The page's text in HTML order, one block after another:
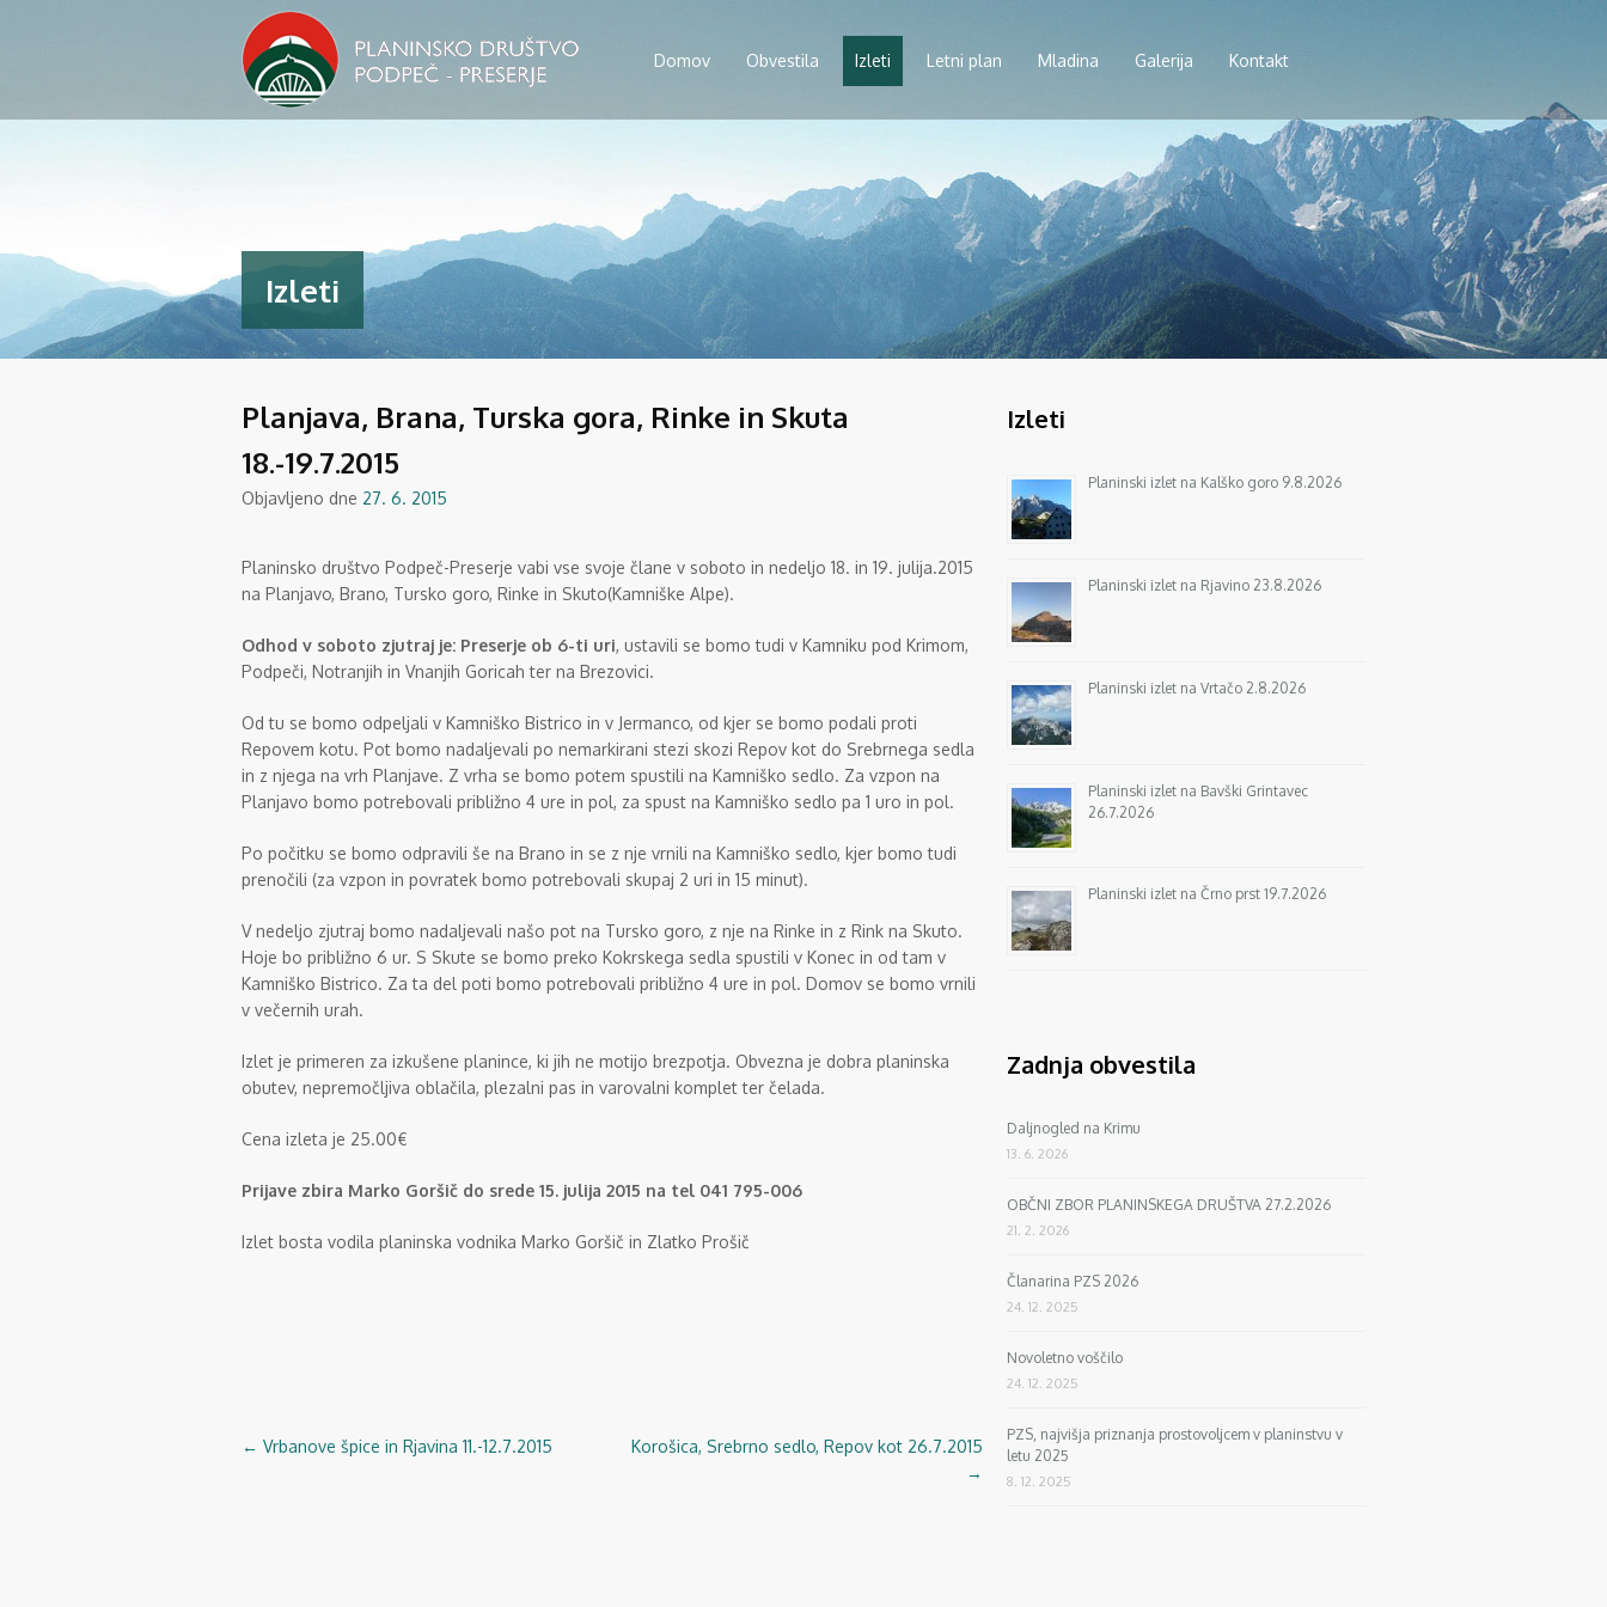
Domov Obvestila Izleti Letni plan Mladina Galerija Kontakt
Izleti
Planjava, Brana, Turska gora, Rinke in Skuta
18.-19.7.2015
Objavljeno dne 27. 6. 2015
Planinsko društvo Podpeč-Preserje vabi vse svoje člane v soboto in nedeljo 18. in 19. julija.2015
na Planjavo, Brano, Tursko goro, Rinke in Skuto(Kamniške Alpe).
Odhod v soboto zjutraj je: Preserje ob 6-ti uri, ustavili se bomo tudi v Kamniku pod Krimom,
Podpeči, Notranjih in Vnanjih Goricah ter na Brezovici.
Od tu se bomo odpeljali v Kamniško Bistrico in v Jermanco, od kjer se bomo podali proti
Repovem kotu. Pot bomo nadaljevali po nemarkirani stezi skozi Repov kot do Srebrnega sedla
in z njega na vrh Planjave. Z vrha se bomo potem spustili na Kamniško sedlo. Za vzpon na
Planjavo bomo potrebovali približno 4 ure in pol, za spust na Kamniško sedlo pa 1 uro in pol.
Po počitku se bomo odpravili še na Brano in se z nje vrnili na Kamniško sedlo, kjer bomo tudi
prenočili (za vzpon in povratek bomo potrebovali skupaj 2 uri in 15 minut).
V nedeljo zjutraj bomo nadaljevali našo pot na Tursko goro, z nje na Rinke in z Rink na Skuto.
Hoje bo približno 6 ur. S Skute se bomo preko Kokrskega sedla spustili v Konec in od tam v
Kamniško Bistrico. Za ta del poti bomo potrebovali približno 4 ure in pol. Domov se bomo vrnili
v večernih urah.
Izlet je primeren za izkušene planince, ki jih ne motijo brezpotja. Obvezna je dobra planinska
obutev, nepremočljiva oblačila, plezalni pas in varovalni komplet ter čelada.
Cena izleta je 25.00€
Prijave zbira Marko Goršič do srede 15. julija 2015 na tel 041 795-006
Izlet bosta vodila planinska vodnika Marko Goršič in Zlatko Prošič
Navigacija
← Vrbanove špice in Rjavina 11.-12.7.2015
Korošica, Srebrno sedlo, Repov kot 26.7.2015
→
Izleti
Planinski izlet na Kalško goro 9.8.2026
Planinski izlet na Rjavino 23.8.2026
Planinski izlet na Vrtačo 2.8.2026
Planinski izlet na Bavški Grintavec
26.7.2026
Planinski izlet na Črno prst 19.7.2026
Zadnja obvestila
Daljnogled na Krimu
13. 6. 2026
OBČNI ZBOR PLANINSKEGA DRUŠTVA 27.2.2026
21. 2. 2026
Članarina PZS 2026
24. 12. 2025
Novoletno voščilo
24. 12. 2025
PZS, najvišja priznanja prostovoljcem v planinstvu v
letu 2025
8. 12. 2025